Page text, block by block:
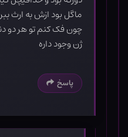
ماگل بود ازش به ارث
چون فک کنم تو هر دو
ژن وجود داره
پاسخ